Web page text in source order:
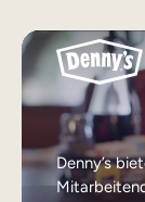
Denny’s